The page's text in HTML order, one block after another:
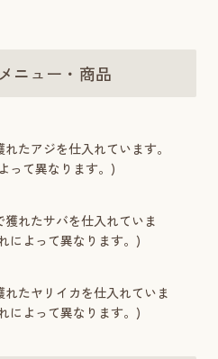
ニュー・商品
たアジを仕入れています。
って異なります。)
獲れたサバを仕入れていま
によって異なります。)
れたヤリイカを仕入れていま
によって異なります。)